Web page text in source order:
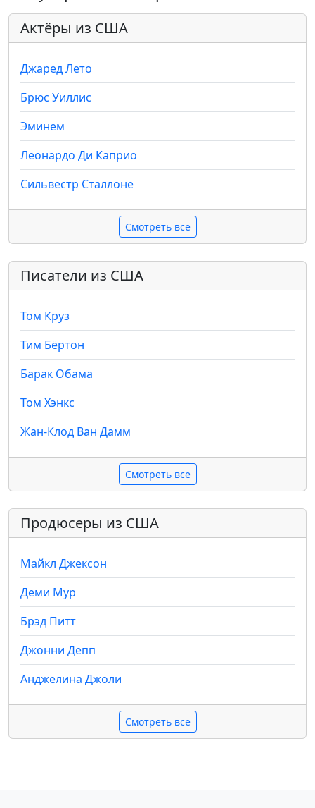
Актёры из США
Джаред Лето
Брюс Уиллис
Эминем
Леонардо Ди Каприо
Сильвестр Сталлоне
Смотреть все
Писатели из США
Том Круз
Тим Бёртон
Барак Обама
Том Хэнкс
Жан-Клод Ван Дамм
Смотреть все
Продюсеры из США
Майкл Джексон
Деми Мур
Брэд Питт
Джонни Депп
Анджелина Джоли
Смотреть все